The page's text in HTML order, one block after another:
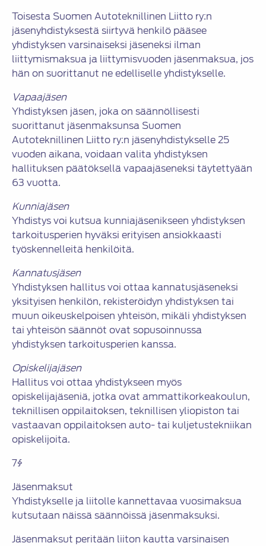
Toisesta Suomen Autoteknillinen Liitto ry:n
jäsenyhdistyksestä siirtyvä henkilö pääsee
yhdistyksen varsinaiseksi jäseneksi ilman
liittymismaksua ja liittymisvuoden jäsenmaksua, jos
hän on suorittanut ne edelliselle yhdistykselle.
Vapaajäsen
Yhdistyksen jäsen, joka on säännöllisesti
suorittanut jäsenmaksunsa Suomen
Autoteknillinen Liitto ry:n jäsenyhdistykselle 25
vuoden aikana, voidaan valita yhdistyksen
hallituksen päätöksellä vapaajäseneksi täytettyään
63 vuotta.
Kunniajäsen
Yhdistys voi kutsua kunniajäsenikseen yhdistyksen
tarkoitusperien hyväksi erityisen ansiokkaasti
työskennelleitä henkilöitä.
Kannatusjäsen
Yhdistyksen hallitus voi ottaa kannatusjäseneksi
yksityisen henkilön, rekisteröidyn yhdistyksen tai
muun oikeuskelpoisen yhteisön, mikäli yhdistyksen
tai yhteisön säännöt ovat sopusoinnussa
yhdistyksen tarkoitusperien kanssa.
Opiskelijajäsen
Hallitus voi ottaa yhdistykseen myös
opiskelijajäseniä, jotka ovat ammattikorkeakoulun,
teknillisen oppilaitoksen, teknillisen yliopiston tai
vastaavan oppilaitoksen auto- tai kuljetustekniikan
opiskelijoita.
7§
Jäsenmaksut
Yhdistykselle ja liitolle kannettavaa vuosimaksua
kutsutaan näissä säännöissä jäsenmaksuksi.
Jäsenmaksut peritään liiton kautta varsinaisen